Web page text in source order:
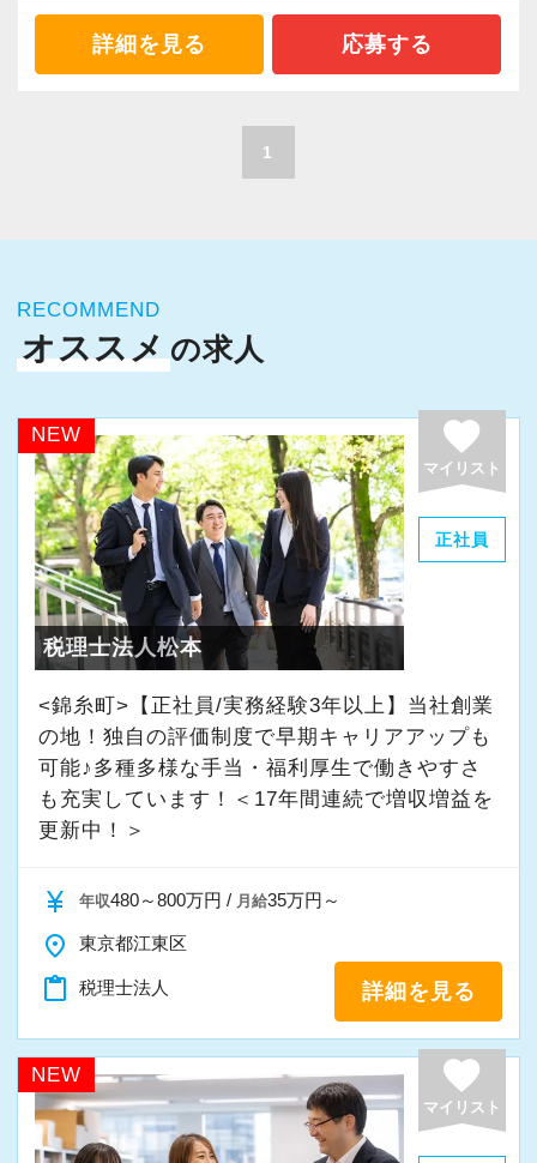
Q. 職場の雰囲気は？
場だと感じています。
・主体的に業務を進められる方
・顧客対応や提案業務に挑戦したい方
・資産税など専門性を高めたい方
・将来的にマネジメントに関わりたい方
＜まずはカジュアル面談へ＞
・事前に気軽な面談を実施
・仕事内容やキャリアを相談可
・ざっくばらんに質問OK
・納得後に選考へ進めます
・入社時期は柔軟に対応
まずはカジュアル面談からでも歓迎です
「応募する」からお気軽にご連絡ください。
現代では電子化が進んでいることから人も会社
も生産性が求められており、当事務所でもDXを
職員一人ひとりの力がそのまま事業運営に直結
するところで、個人事務所ならではの面白さと
★職場の雰囲気★
なく業務に向かっています。
職員同士の距離も近く、先輩へ相談しながら業
務を覚えていくことができます。
パソコン作業になりますので、目や脳が疲れた
ら、お茶やお菓子で糖分補給もしながら、作業
を進めています。
★入社後の仕事内容★
業務時間内は、事務所内スタッフともやりとり
して頂きながら、
完全在宅会計スタッフとして、会計業務全般を
お任せします。
・記帳代行
・確定申告業務
・年末調整業務
・決算業務
・Excelを使用した集計、Wordでの文書作成
・資料やデータの整理
・電話、メール対応
詳細を見る 応募する
1
RECOMMEND
オススメ の求人
NEW favorite
マイリスト
正社員
税理士法人松本
<錦糸町>【正社員/実務経験3年以上】当社創業
の地！独自の評価制度で早期キャリアアップも
可能♪多種多様な手当・福利厚生で働きやすさ
も充実しています！＜17年間連続で増収増益を
更新中！＞
currency_yen 年収480～800万円 / 月給35万円～
place 東京都江東区
content_paste 税理士法人 詳細を見る
NEW favorite
マイリスト